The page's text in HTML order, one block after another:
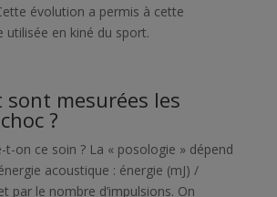
évolution a permis à cette
utilisée en kiné du sport.
sont mesurées les
?
on ce soin ? La « posologie » dépend
acoustique : énergie (mJ) /
par le nombre d’impulsions. On